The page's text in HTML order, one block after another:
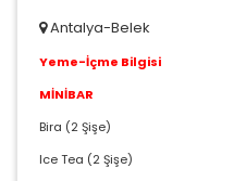
Antalya-Belek
Yeme-İçme Bilgisi
MİNİBAR
Bira (2 Şişe)
Ice Tea (2 Şişe)